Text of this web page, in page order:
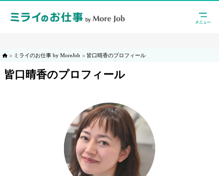
ミライのお仕事 by MoreJob 皆口晴香のプロフィール
皆口晴香のプロフィール